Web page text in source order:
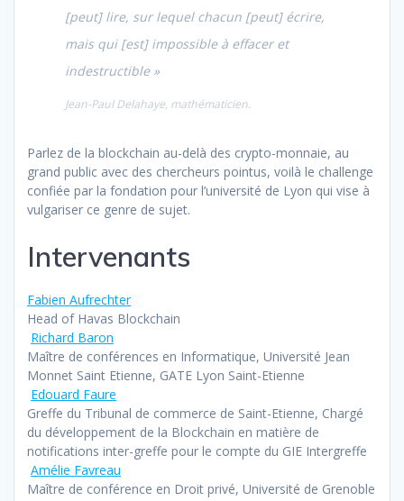
[peut] lire, sur lequel chacun [peut] écrire,
mais qui [est] impossible à effacer et
indestructible »
Jean-Paul Delahaye, mathématicien.
Parlez de la blockchain au-delà des crypto-monnaie, au
grand public avec des chercheurs pointus, voilà le challenge
confiée par la fondation pour l’université de Lyon qui vise à
vulgariser ce genre de sujet.
Intervenants
Fabien Aufrechter
Head of Havas Blockchain
Richard Baron
Maître de conférences en Informatique, Université Jean
Monnet Saint Etienne, GATE Lyon Saint-Etienne
Edouard Faure
Greffe du Tribunal de commerce de Saint-Etienne, Chargé
du développement de la Blockchain en matière de
notifications inter-greffe pour le compte du GIE Intergreffe
Amélie Favreau
Maître de conférence en Droit privé, Université de Grenoble